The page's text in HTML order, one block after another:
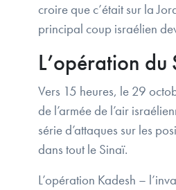
croire que c’était sur la
principal coup israélien
L’opération du
Vers 15 heures, le 29
de l’armée de l’air
série d’attaques sur les
dans tout le Sinaï.
L’opération Kadesh –